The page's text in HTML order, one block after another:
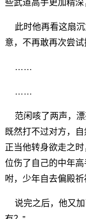
些武道高手更加精深
此时他再看这扇沉
意，不再敢再次尝试
……
……
范闲咳了两声，漂
既然打不过对方，自
正当他转身欲走之
位伤了自己的中年
咐，少年自去偏殿
说完之后，他又加